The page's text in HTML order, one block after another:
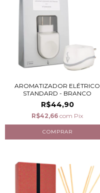
AROMATIZADOR ELÉTRICO
STANDARD - BRANCO
R$44,90
R$42,66 com Pix